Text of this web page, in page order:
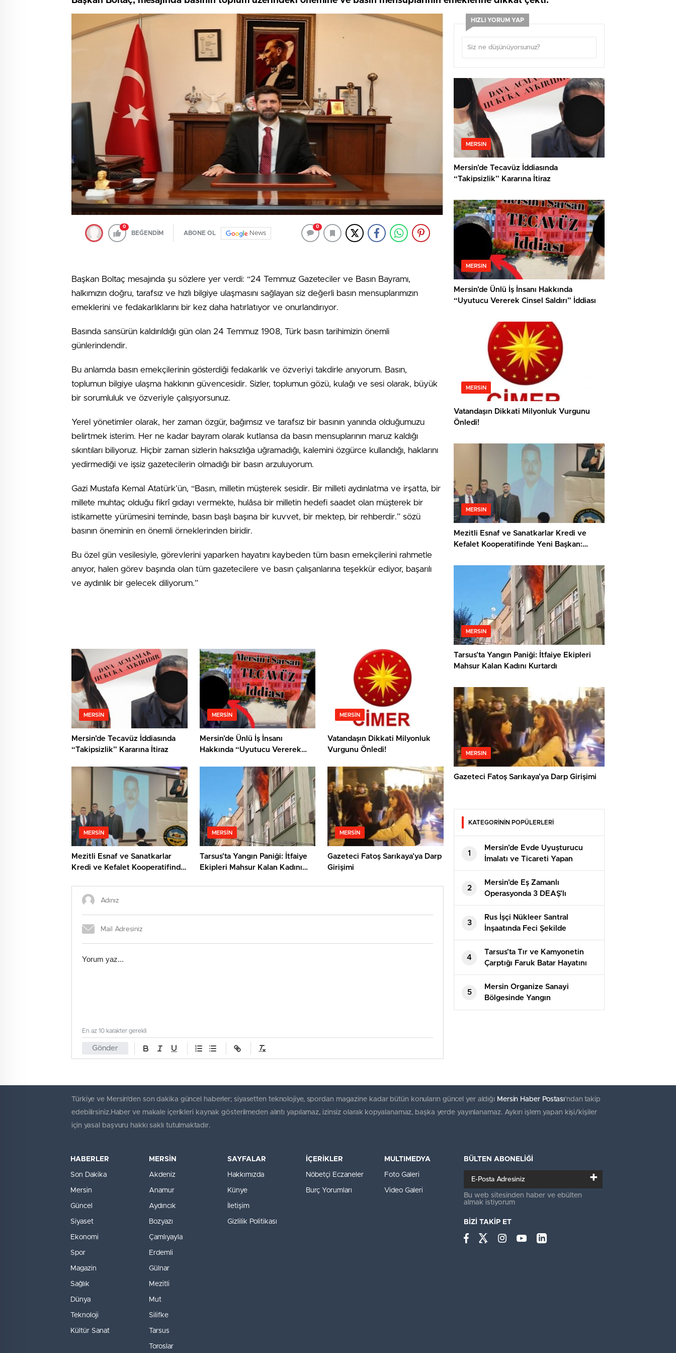
0
BEĞENDİM ABONE OL News
0
Başkan Boltaç mesajında şu sözlere yer verdi: “24 Temmuz Gazeteciler ve Basın Bayramı,
halkımızın doğru, tarafsız ve hızlı bilgiye ulaşmasını sağlayan siz değerli basın mensuplarımızın
emeklerini ve fedakarlıklarını bir kez daha hatırlatıyor ve onurlandırıyor.
Basında sansürün kaldırıldığı gün olan 24 Temmuz 1908, Türk basın tarihimizin önemli
günlerindendir.
Bu anlamda basın emekçilerinin gösterdiği fedakarlık ve özveriyi takdirle anıyorum. Basın,
toplumun bilgiye ulaşma hakkının güvencesidir. Sizler, toplumun gözü, kulağı ve sesi olarak, büyük
bir sorumluluk ve özveriyle çalışıyorsunuz.
Yerel yönetimler olarak, her zaman özgür, bağımsız ve tarafsız bir basının yanında olduğumuzu
belirtmek isterim. Her ne kadar bayram olarak kutlansa da basın mensuplarının maruz kaldığı
sıkıntıları biliyoruz. Hiçbir zaman sizlerin haksızlığa uğramadığı, kalemini özgürce kullandığı, haklarını
yedirmediği ve işsiz gazetecilerin olmadığı bir basın arzuluyorum.
Gazi Mustafa Kemal Atatürk’ün, “Basın, milletin müşterek sesidir. Bir milleti aydınlatma ve irşatta, bir
millete muhtaç olduğu fikrî gıdayı vermekte, hulâsa bir milletin hedefi saadet olan müşterek bir
istikamette yürümesini teminde, basın başlı başına bir kuvvet, bir mektep, bir rehberdir.” sözü
basının öneminin en önemli örneklerinden biridir.
Bu özel gün vesilesiyle, görevlerini yaparken hayatını kaybeden tüm basın emekçilerini rahmetle
anıyor, halen görev başında olan tüm gazetecilere ve basın çalışanlarına teşekkür ediyor, başarılı
ve aydınlık bir gelecek diliyorum.”
MERSIN
Mersin’de Tecavüz İddiasında
“Takipsizlik” Kararına İtiraz
MERSIN
Mersin’de Ünlü İş İnsanı
Hakkında “Uyutucu Vererek
MERSIN
Vatandaşın Dikkati Milyonluk
Vurgunu Önledi!
MERSIN
Mezitli Esnaf ve Sanatkarlar
Kredi ve Kefalet Kooperatifinde
MERSIN
Tarsus’ta Yangın Paniği: İtfaiye
Ekipleri Mahsur Kalan Kadını
MERSIN
Gazeteci Fatoş Sarıkaya’ya Darp
Girişimi
Gönder
En az 10 karakter gerekli
HIZLI YORUM YAP
MERSIN
Mersin’de Tecavüz İddiasında
“Takipsizlik” Kararına İtiraz
MERSIN
Mersin’de Ünlü İş İnsanı Hakkında
“Uyutucu Vererek Cinsel Saldırı” İddiası
MERSIN
Vatandaşın Dikkati Milyonluk Vurgunu
Önledi!
MERSIN
Mezitli Esnaf ve Sanatkarlar Kredi ve
Kefalet Kooperatifinde Yeni Başkan:
MERSIN
Tarsus’ta Yangın Paniği: İtfaiye Ekipleri
Mahsur Kalan Kadını Kurtardı
MERSIN
Gazeteci Fatoş Sarıkaya’ya Darp Girişimi
KATEGORİNİN POPÜLERLERİ
1
Mersin’de Evde Uyuşturucu
İmalatı ve Ticareti Yapan
Şahısa Suçüstü
2
Mersin’de Eş Zamanlı
Operasyonda 3 DEAŞ’lı
Yakalandı
3
Rus İşçi Nükleer Santral
İnşaatında Feci Şekilde
Hayatını Kaybetti
4
Tarsus’ta Tır ve Kamyonetin
Çarptığı Faruk Batar Hayatını
Kaybetti
5
Mersin Organize Sanayi
Bölgesinde Yangın
Türkiye ve Mersin’den son dakika güncel haberler; siyasetten teknolojiye, spordan magazine kadar bütün konuların güncel yer aldığı Mersin Haber Postası'ndan takip
edebilirsiniz.Haber ve makale içerikleri kaynak gösterilmeden alıntı yapılamaz, izinsiz olarak kopyalanamaz, başka yerde yayınlanamaz. Aykırı işlem yapan kişi/kişiler
için yasal başvuru hakkı saklı tutulmaktadır.
HABERLER
Son Dakika
Mersin
Güncel
Siyaset
Ekonomi
Spor
Magazin
Sağlık
Dünya
Teknoloji
Kültür Sanat
MERSİN
Akdeniz
Anamur
Aydıncık
Bozyazı
Çamlıyayla
Erdemli
Gülnar
Mezitli
Mut
Silifke
Tarsus
Toroslar
SAYFALAR
Hakkımızda
Künye
İletişim
Gizlilik Politikası
İÇERİKLER
Nöbetçi Eczaneler
Burç Yorumları
MULTIMEDYA
Foto Galeri
Video Galeri
BÜLTEN ABONELİĞİ
+
Bu web sitesinden haber ve ebülten
almak istiyorum
BİZİ TAKİP ET